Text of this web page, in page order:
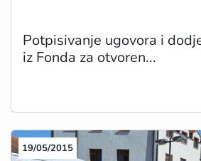
Potpisivanje ugovora i
iz Fonda za otvoren...
19/05/2015